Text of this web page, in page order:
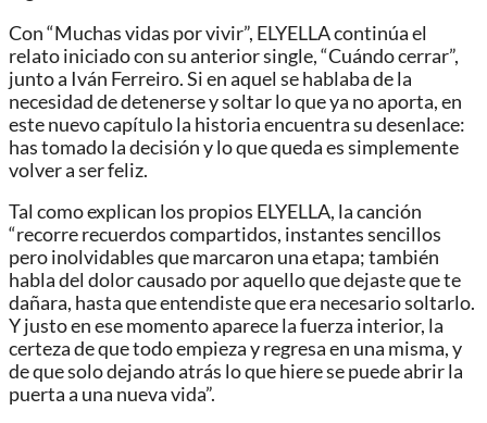
Con “Muchas vidas por vivir”, ELYELLA continúa el
relato iniciado con su anterior single, “Cuándo cerrar”,
junto a Iván Ferreiro. Si en aquel se hablaba de la
necesidad de detenerse y soltar lo que ya no aporta, en
este nuevo capítulo la historia encuentra su desenlace:
has tomado la decisión y lo que queda es simplemente
volver a ser feliz.
Tal como explican los propios ELYELLA, la canción
“recorre recuerdos compartidos, instantes sencillos
pero inolvidables que marcaron una etapa; también
habla del dolor causado por aquello que dejaste que te
dañara, hasta que entendiste que era necesario soltarlo.
Y justo en ese momento aparece la fuerza interior, la
certeza de que todo empieza y regresa en una misma, y
de que solo dejando atrás lo que hiere se puede abrir la
puerta a una nueva vida”.